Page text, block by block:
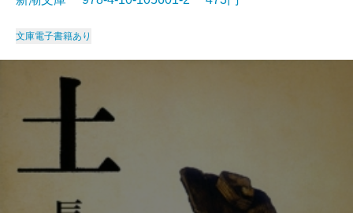
文庫電子書籍あり